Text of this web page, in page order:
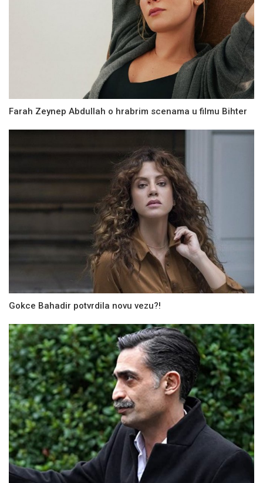
Farah Zeynep Abdullah o hrabrim scenama u filmu Bihter
Gokce Bahadir potvrdila novu vezu?!